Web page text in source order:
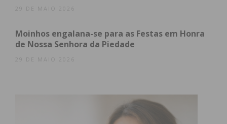
Subscreva a newsletter do
29 DE MAIO 2026
Moinhos engalana-se para as Festas em Honra
de Nossa Senhora da Piedade
29 DE MAIO 2026